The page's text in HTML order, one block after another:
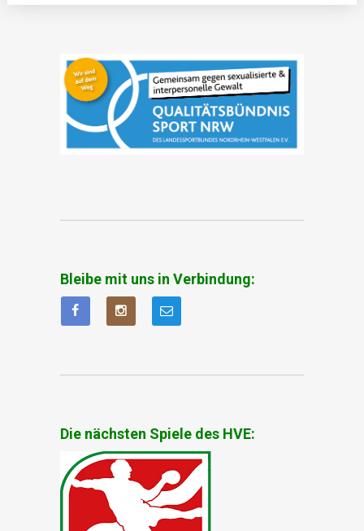
Bleibe mit uns in Verbindung:
Die nächsten Spiele des HVE: